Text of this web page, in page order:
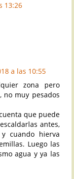
13:26
a las 10:55
zona pero
no muy pesados
que puede
antes,
cuando hierva
Luego las
agua y ya las